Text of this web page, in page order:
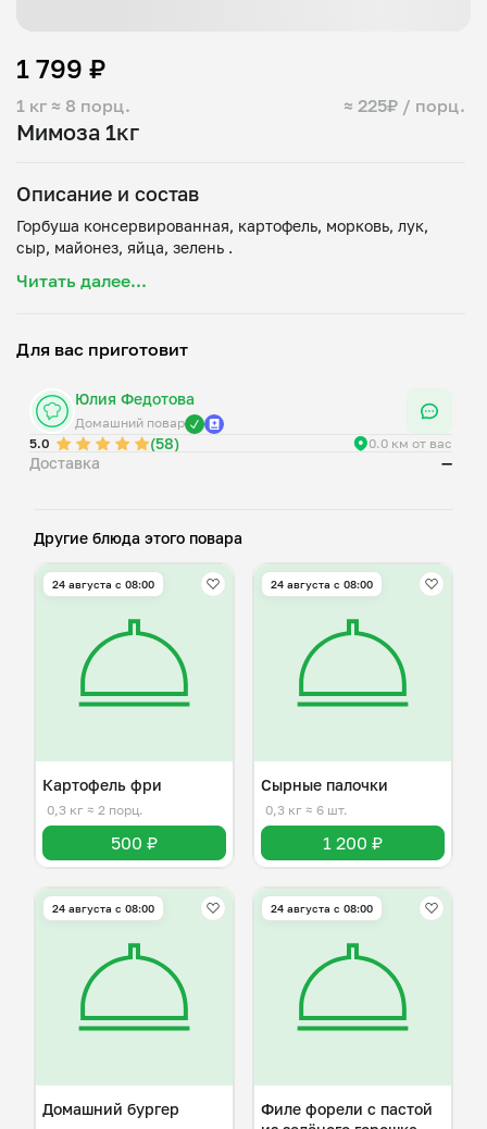
Мимоза 1кг
1 кг ≈ 8 порц. ≈ 225₽ / порц.
1 799 ₽
Описание и состав
Горбуша консервированная, картофель, морковь, лук,
Читать далее...
Для вас приготовит
Юлия Федотова
Домашний повар
5.0
(58) 0.0 км от вас
Доставка —
Другие блюда этого повара
24 августа с 08:00
Картофель фри
0,3 кг ≈ 2 порц.
500 ₽
24 августа с 08:00
Сырные палочки
0,3 кг ≈ 6 шт.
1 200 ₽
24 августа с 08:00
Домашний бургер
24 августа с 08:00
Филе форели с пастой